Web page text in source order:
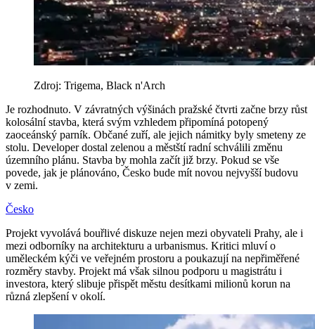
Zdroj: Trigema, Black n'Arch
Je rozhodnuto. V závratných výšinách pražské čtvrti začne brzy růst
kolosální stavba, která svým vzhledem připomíná potopený
zaoceánský parník. Občané zuří, ale jejich námitky byly smeteny ze
stolu. Developer dostal zelenou a městští radní schválili změnu
územního plánu. Stavba by mohla začít již brzy. Pokud se vše
povede, jak je plánováno, Česko bude mít novou nejvyšší budovu
v zemi.
Česko
Projekt vyvolává bouřlivé diskuze nejen mezi obyvateli Prahy, ale i
mezi odborníky na architekturu a urbanismus. Kritici mluví o
uměleckém kýči ve veřejném prostoru a poukazují na nepřiměřené
rozměry stavby. Projekt má však silnou podporu u magistrátu i
investora, který slibuje přispět městu desítkami milionů korun na
různá zlepšení v okolí.